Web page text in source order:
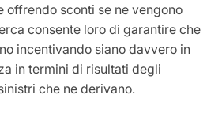
sconti se ne vengono
consente loro di garantire che
incentivando siano davvero in
in termini di risultati degli
che ne derivano.